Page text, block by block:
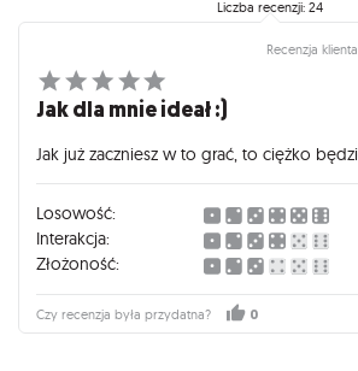
Liczba recenzji: 24
Recenzja
Jak dla mnie ideał :)
Jak już zaczniesz w to grać, to ciężko
Losowość:
Interakcja:
Złożoność:
Czy recenzja była przydatna? 0